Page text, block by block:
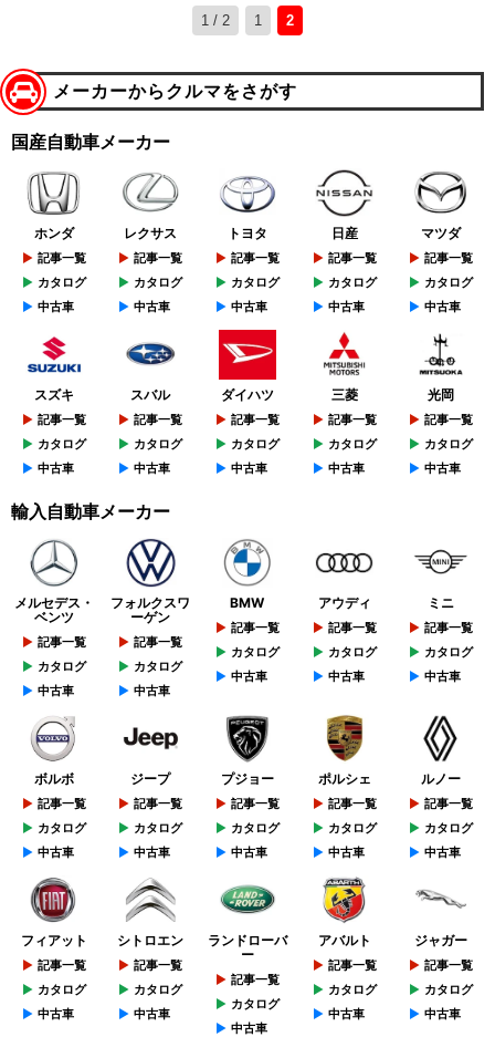
1 / 2 1 2
メーカーからクルマをさがす
国産自動車メーカー
ホンダ
記事一覧
カタログ
中古車
レクサス
記事一覧
カタログ
中古車
トヨタ
記事一覧
カタログ
中古車
日産
記事一覧
カタログ
中古車
マツダ
記事一覧
カタログ
中古車
スズキ
記事一覧
カタログ
中古車
スバル
記事一覧
カタログ
中古車
ダイハツ
記事一覧
カタログ
中古車
三菱
記事一覧
カタログ
中古車
光岡
記事一覧
カタログ
中古車
輸入自動車メーカー
メルセデス・
ベンツ
記事一覧
カタログ
中古車
フォルクスワ
ーゲン
記事一覧
カタログ
中古車
BMW
記事一覧
カタログ
中古車
アウディ
記事一覧
カタログ
中古車
ミニ
記事一覧
カタログ
中古車
ボルボ
記事一覧
カタログ
中古車
ジープ
記事一覧
カタログ
中古車
プジョー
記事一覧
カタログ
中古車
ポルシェ
記事一覧
カタログ
中古車
ルノー
記事一覧
カタログ
中古車
フィアット
記事一覧
カタログ
中古車
シトロエン
記事一覧
カタログ
中古車
ランドローバ
ー
記事一覧
カタログ
中古車
アバルト
記事一覧
カタログ
中古車
ジャガー
記事一覧
カタログ
中古車